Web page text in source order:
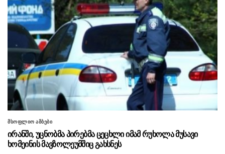
მსოფლიო ამბები
ირანში, უცნობმა პირებმა ცეცხლი იმამ რუხოლა მუსავი
ხომეინის მავზოლეუმშიც გახსნეს